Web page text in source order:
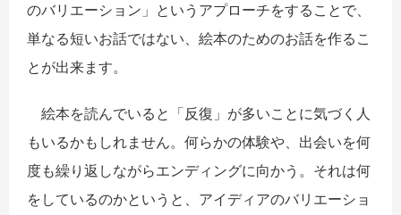
のバリエーション」というアプローチをすることで、
単なる短いお話ではない、絵本のためのお話を作るこ
とが出来ます。
絵本を読んでいると「反復」が多いことに気づく人
もいるかもしれません。何らかの体験や、出会いを何
度も繰り返しながらエンディングに向かう。それは何
をしているのかというと、アイディアのバリエーショ